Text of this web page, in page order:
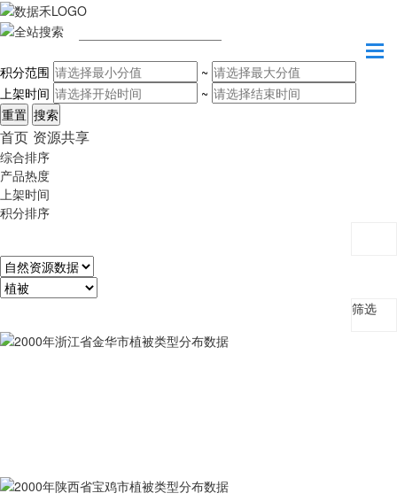
积分范围
~
上架时间
~
首页 资源共享
综合排序
产品热度
上架时间
积分排序
筛选